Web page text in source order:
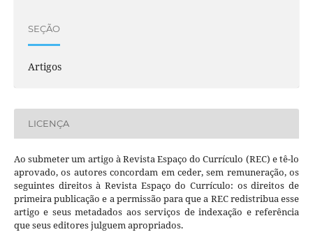
SEÇÃO
Artigos
LICENÇA
Ao submeter um artigo à Revista Espaço do Currículo (REC) e tê-lo
aprovado, os autores concordam em ceder, sem remuneração, os
seguintes direitos à Revista Espaço do Currículo: os direitos de
primeira publicação e a permissão para que a REC redistribua esse
artigo e seus metadados aos serviços de indexação e referência
que seus editores julguem apropriados.